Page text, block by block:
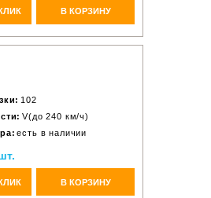
В КОРЗИНУ
102
V(до 240 км/ч)
есть в наличии
В КОРЗИНУ